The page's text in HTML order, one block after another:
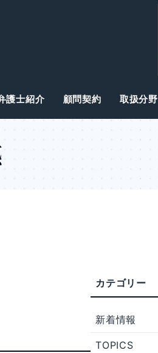
護士紹介 顧問契約 取扱分野
新着情報
TOPICS